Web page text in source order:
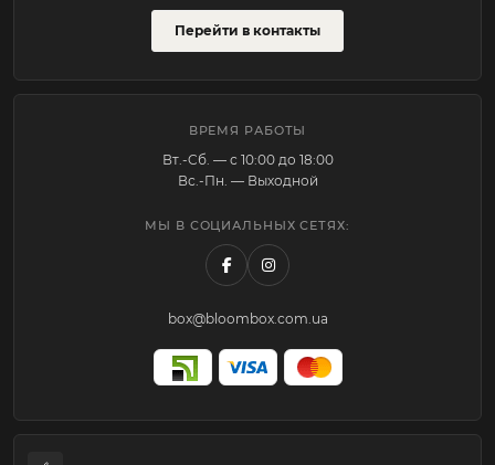
Перейти в контакты
ВРЕМЯ РАБОТЫ
Вт.-Cб. — с 10:00 до 18:00
Вс.-Пн. — Выходной
МЫ В СОЦИАЛЬНЫХ СЕТЯХ:
box@bloombox.com.ua